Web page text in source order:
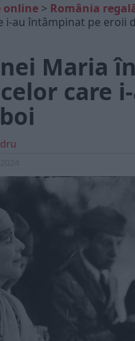
online > România
i-au întâmpinat pe eroii
Maria
care